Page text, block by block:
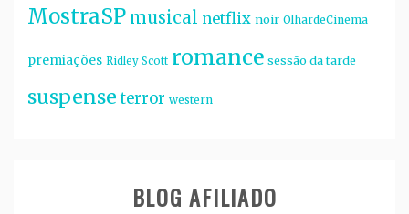
MostraSP musical netflix noir OlhardeCinema
premiações Ridley Scott romance sessão da tarde
suspense terror western
BLOG AFILIADO